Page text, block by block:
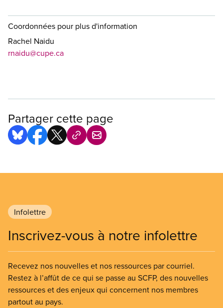
Coordonnées pour plus d'information
Rachel Naidu
rnaidu@cupe.ca
Partager cette page
Infolettre
Inscrivez-vous à notre infolettre
Recevez nos nouvelles et nos ressources par courriel.
Restez à l’affût de ce qui se passe au SCFP, des nouvelles
ressources et des enjeux qui concernent nos membres
partout au pays.